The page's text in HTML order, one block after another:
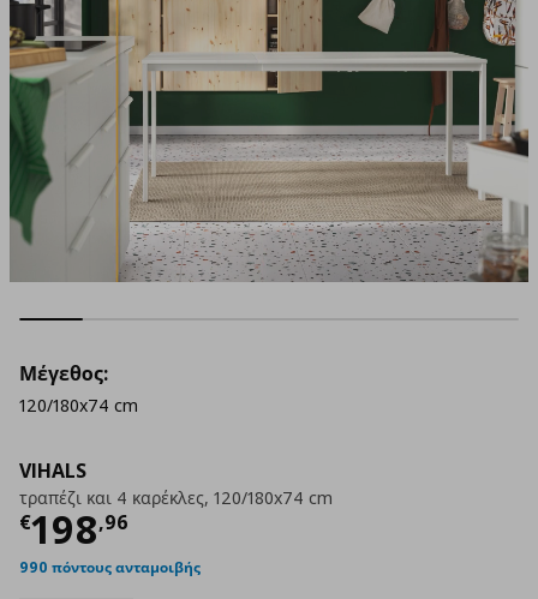
VIHALS
τραπέζι και 4 καρέκλες, 120/180x74 cm
€198,96
Τρέχουσα τιμή
990 πόντους ανταμοιβής
Μέγεθος:
120/180x74 cm